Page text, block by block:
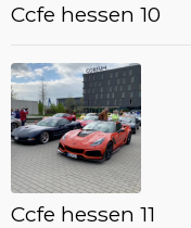
Ccfe hessen 10
Ccfe hessen 11